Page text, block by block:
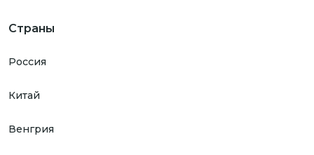
Страны
Россия
Китай
Венгрия